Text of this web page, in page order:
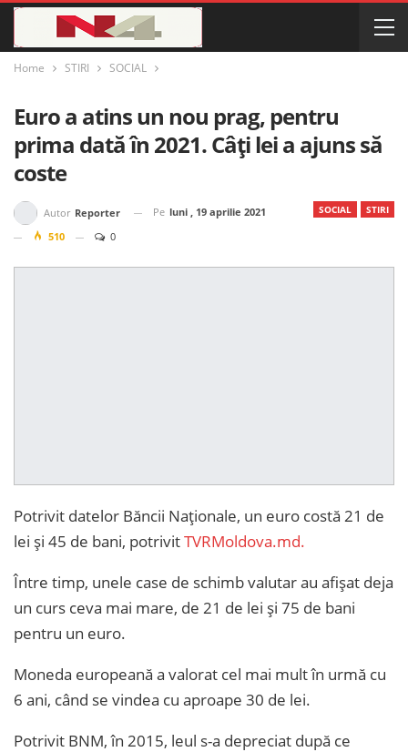
Home STIRI SOCIAL
Euro a atins un nou prag, pentru
prima dată în 2021. Câți lei a ajuns să
coste
SOCIAL STIRI
Autor Reporter Pe luni , 19 aprilie 2021
510
0
Potrivit datelor Băncii Naţionale, un euro costă 21 de
lei şi 45 de bani, potrivitTVRMoldova.md.
Între timp, unele case de schimb valutar au afişat deja
un curs ceva mai mare, de 21 de lei şi 75 de bani
pentru un euro.
Moneda europeană a valorat cel mai mult în urmă cu
6 ani, când se vindea cu aproape 30 de lei.
Potrivit BNM, în 2015, leul s-a depreciat după ce